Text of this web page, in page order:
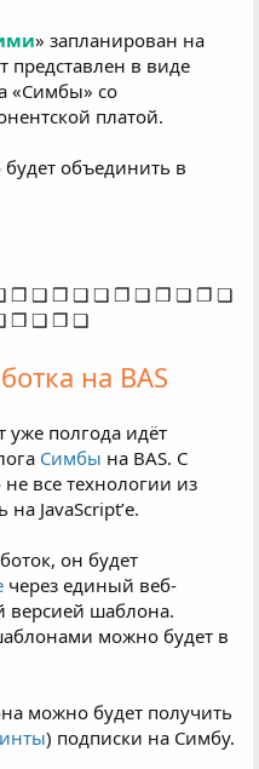
» запланирован на
представлен в виде
«Симбы» со
платой.
объединить в
❒ ❑ ❒ ❑ ❏ ❐ ❑ ❒ ❏ ❐ ❏
❒ ❑ ❒ ❑
на BAS
полгода идёт
Симбы на BAS. С
все технологии из
JavaScript’е.
он будет
через единый веб-
версией шаблона.
можно будет в
можно будет получить
) подписки на Симбу.